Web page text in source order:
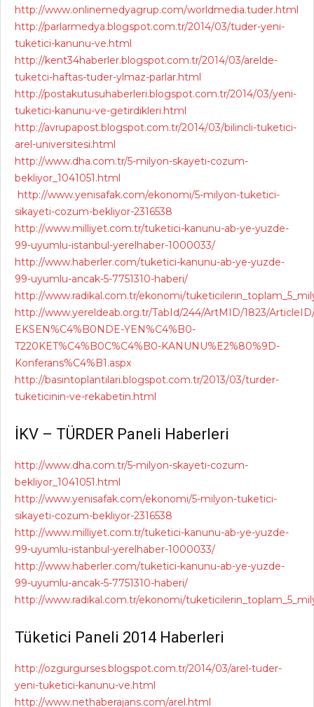
http://www.onlinemedyagrup.com/worldmedia.tuder.html
http://parlarmedya.blogspot.com.tr/2014/03/tuder-yeni-
tuketici-kanunu-ve.html
http://kent34haberler.blogspot.com.tr/2014/03/arelde-
tuketci-haftas-tuder-ylmaz-parlar.html
http://postakutusuhaberleri.blogspot.com.tr/2014/03/yeni-
tuketici-kanunu-ve-getirdikleri.html
http://avrupapost.blogspot.com.tr/2014/03/bilincli-tuketici-
arel-universitesi.html
http://www.dha.com.tr/5-milyon-skayeti-cozum-
bekliyor_1041051.html
http://www.yenisafak.com/ekonomi/5-milyon-tuketici-
sikayeti-cozum-bekliyor-2316538
http://www.milliyet.com.tr/tuketici-kanunu-ab-ye-yuzde-
99-uyumlu-istanbul-yerelhaber-1000033/
http://www.haberler.com/tuketici-kanunu-ab-ye-yuzde-
99-uyumlu-ancak-5-7751310-haberi/
http://www.radikal.com.tr/ekonomi/
http://www.yereldeab.org.tr/TabId/244/ArtMID/1823/
EKSEN%C4%B0NDE-YEN%C4%B0-
T220KET%C4%B0C%C4%B0-KANUNU%E2%80%9D-
Konferans%C4%B1.aspx
http://basintoplantilari.blogspot.com.tr/2013/03/turder-
tuketicinin-ve-rekabetin.html
İKV – TÜRDER Paneli Haberleri
http://www.dha.com.tr/5-milyon-skayeti-cozum-
bekliyor_1041051.html
http://www.yenisafak.com/ekonomi/5-milyon-tuketici-
sikayeti-cozum-bekliyor-2316538
http://www.milliyet.com.tr/tuketici-kanunu-ab-ye-yuzde-
99-uyumlu-istanbul-yerelhaber-1000033/
http://www.haberler.com/tuketici-kanunu-ab-ye-yuzde-
99-uyumlu-ancak-5-7751310-haberi/
http://www.radikal.com.tr/ekonomi/
Tüketici Paneli 2014 Haberleri
http://ozgurgurses.blogspot.com.tr/2014/03/arel-tuder-
yeni-tuketici-kanunu-ve.html
http://www.nethaberajans.com/arel.html